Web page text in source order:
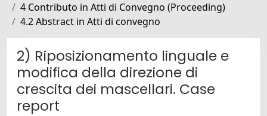
4 Contributo in Atti di Convegno (Proceeding)
4.2 Abstract in Atti di convegno
2) Riposizionamento linguale e
modifica della direzione di
crescita dei mascellari. Case
report